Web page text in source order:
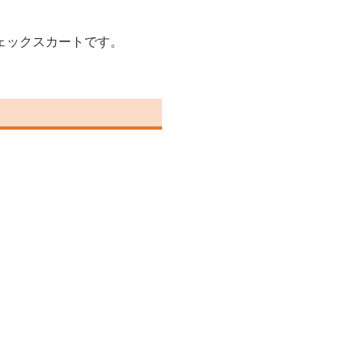
クスカートです。